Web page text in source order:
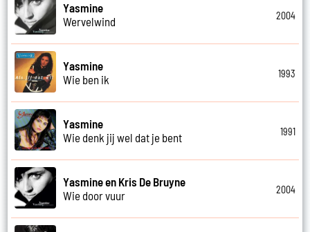
Yasmine
Wervelwind
2004
Yasmine
Wie ben ik
1993
Yasmine
Wie denk jij wel dat je bent
1991
Yasmine en Kris De Bruyne
Wie door vuur
2004